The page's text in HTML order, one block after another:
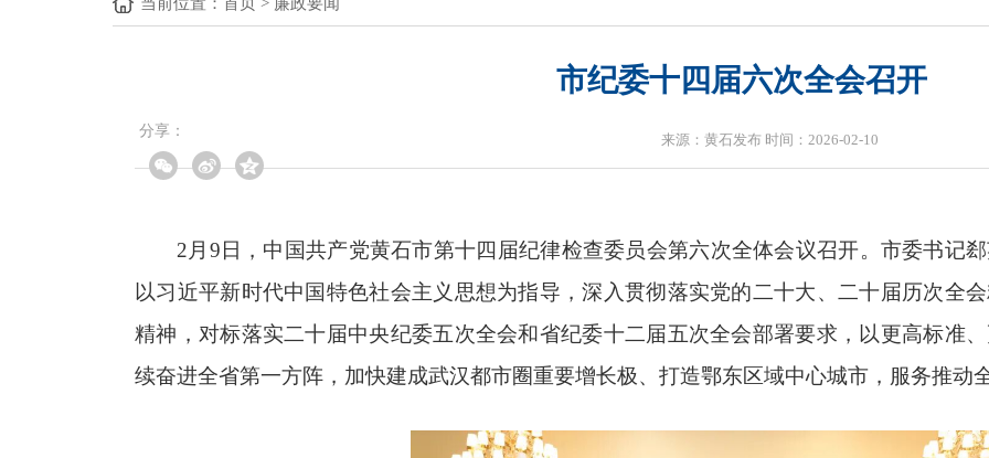
市纪委十四届六次全会召开
来源：黄石发布 时间：2026-02-10
分享：
2月9日，中国共产党黄石市第十四届纪律检查委员会第六次全体会议召开。市委书记
以习近平新时代中国特色社会主义思想为指导，深入贯彻落实党的二十大、二十届历次全
精神，对标落实二十届中央纪委五次全会和省纪委十二届五次全会部署要求，以更高标准
续奋进全省第一方阵，加快建成武汉都市圈重要增长极、打造鄂东区域中心城市，服务推动